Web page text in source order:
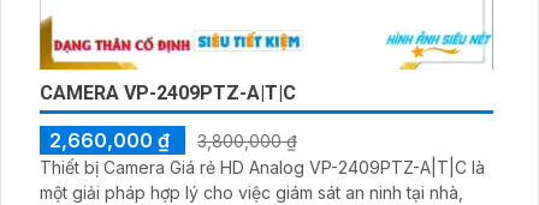
CAMERA VP-2409PTZ-A|T|C
2,660,000 ₫
3,800,000 ₫
Thiết bị Camera Giá rẻ HD Analog VP-2409PTZ-A|T|C là
một giải pháp hợp lý cho việc giám sát an ninh tại nhà,